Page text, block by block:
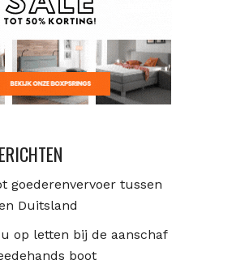
goederenvervoer tussen
Duitsland
op letten bij de aanschaf
boot